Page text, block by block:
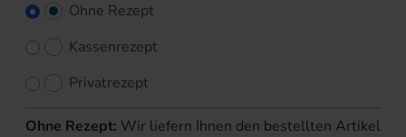
Ohne Rezept
Kassenrezept
Privatrezept
Ohne Rezept: Wir liefern Ihnen den bestellten Artikel